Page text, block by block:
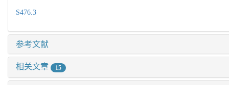
S476.3
参考文献
相关文章 15